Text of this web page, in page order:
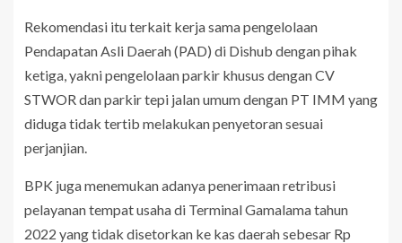
Rekomendasi itu terkait kerja sama pengelolaan
Pendapatan Asli Daerah (PAD) di Dishub dengan pihak
ketiga, yakni pengelolaan parkir khusus dengan CV
STWOR dan parkir tepi jalan umum dengan PT IMM yang
diduga tidak tertib melakukan penyetoran sesuai
perjanjian.
BPK juga menemukan adanya penerimaan retribusi
pelayanan tempat usaha di Terminal Gamalama tahun
2022 yang tidak disetorkan ke kas daerah sebesar Rp